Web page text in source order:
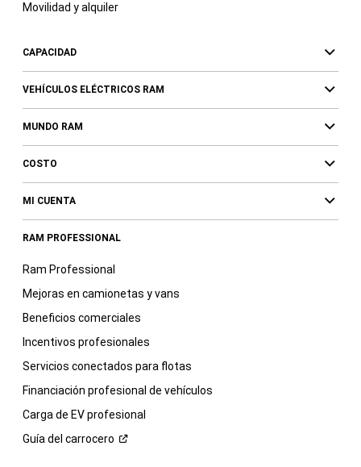
Movilidad y alquiler
CAPACIDAD
VEHÍCULOS ELÉCTRICOS RAM
MUNDO RAM
COSTO
MI CUENTA
RAM PROFESSIONAL
Ram Professional
Mejoras en camionetas y vans
Beneficios comerciales
Incentivos profesionales
Servicios conectados para flotas
Financiación profesional de vehículos
Carga de EV profesional
Guía del carrocero